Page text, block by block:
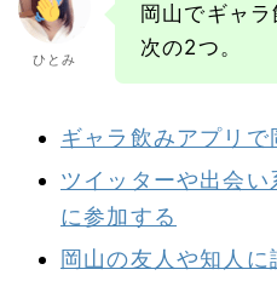
ひとみ
岡山でギャ
次の2つ。
ギャラ飲みアプリ
ツイッターや出会
に参加する
岡山の友人や知人に